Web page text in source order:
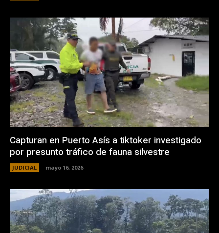
Capturan en Puerto Asís a tiktoker investigado
por presunto tráfico de fauna silvestre
JUDICIAL mayo 16, 2026